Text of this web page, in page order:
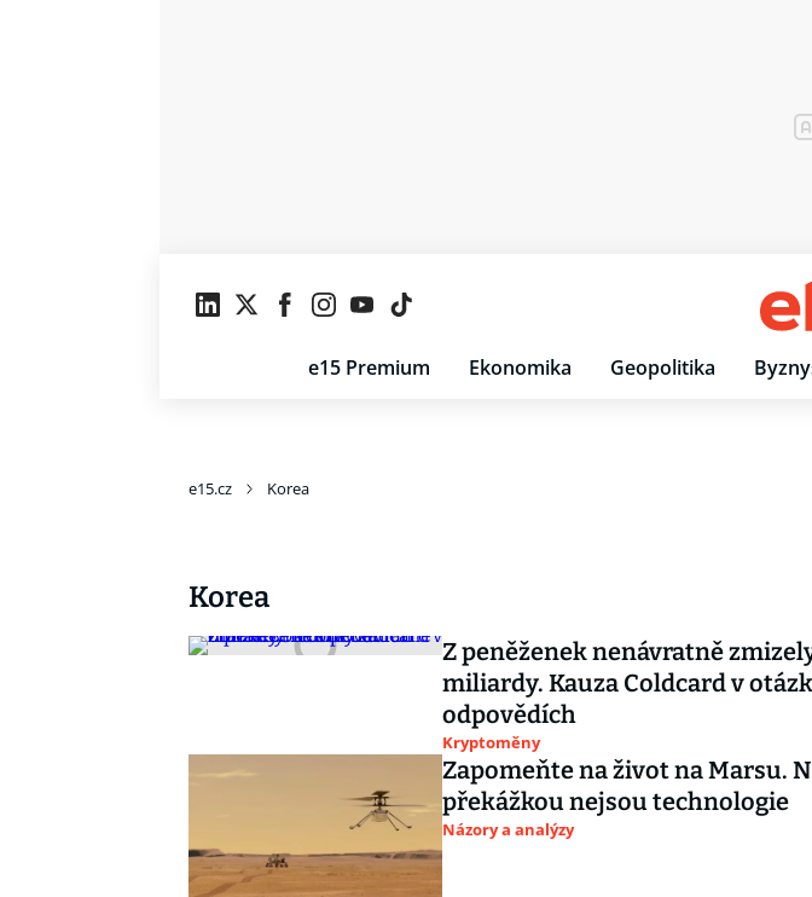
e15 Premium Ekonomika Geopolitika
e15.cz Korea
Korea
Z peněženek nenávratně
miliardy. Kauza Coldcard v
odpovědích
Kryptoměny
Zapomeňte na život na Marsu.
překážkou nejsou technologie
Názory a analýzy